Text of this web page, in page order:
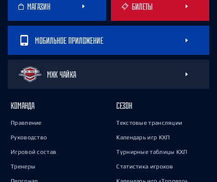
МАГАЗИН БИЛЕТЫ
МОБИЛЬНОЕ ПРИЛОЖЕНИЕ
МХК ЧАЙКА
КОМАНДА
Правление
Руководство
Игровой состав
Тренеры
СЕЗОН
Текстовые трансляции
Календарь игр КХЛ
Турнирные таблицы КХЛ
Статистика игроков